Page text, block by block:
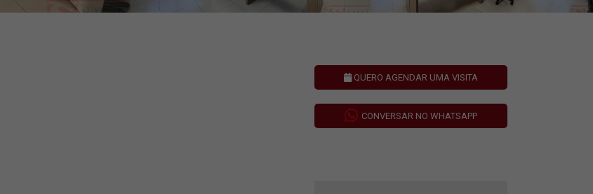
QUERO AGENDAR UMA VISITA
CONVERSAR NO WHATSAPP